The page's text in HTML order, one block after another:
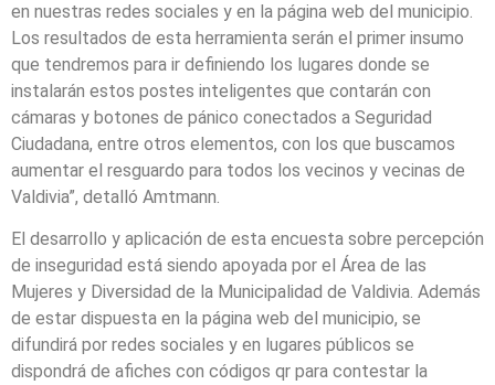
en nuestras redes sociales y en la página web del municipio.
Los resultados de esta herramienta serán el primer insumo
que tendremos para ir definiendo los lugares donde se
instalarán estos postes inteligentes que contarán con
cámaras y botones de pánico conectados a Seguridad
Ciudadana, entre otros elementos, con los que buscamos
aumentar el resguardo para todos los vecinos y vecinas de
Valdivia”, detalló Amtmann.
El desarrollo y aplicación de esta encuesta sobre percepción
de inseguridad está siendo apoyada por el Área de las
Mujeres y Diversidad de la Municipalidad de Valdivia. Además
de estar dispuesta en la página web del municipio, se
difundirá por redes sociales y en lugares públicos se
dispondrá de afiches con códigos qr para contestar la